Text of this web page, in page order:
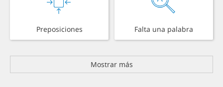
Preposiciones Falta una palabra
Mostrar más